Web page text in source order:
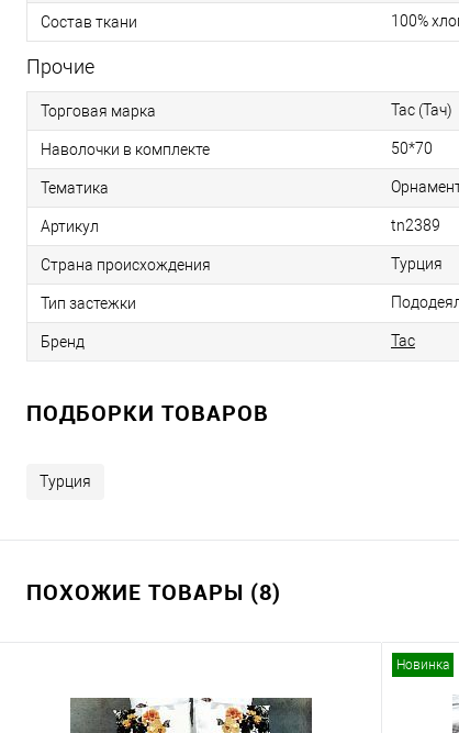
Состав ткани 100%
Прочие
Торговая марка Tac (Тач)
Наволочки в комплекте 50*70
Тематика
Артикул tn2389
Страна происхождения Турция
Тип застежки
Бренд Tac
ПОДБОРКИ ТОВАРОВ
Турция
ПОХОЖИЕ ТОВАРЫ (8)
Новинка